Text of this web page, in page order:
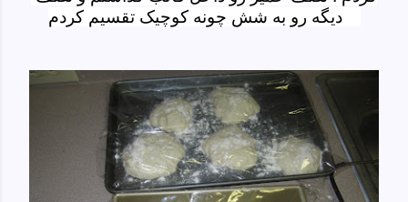
دیگه رو به شش چونه کوچیک تقسیم کردم